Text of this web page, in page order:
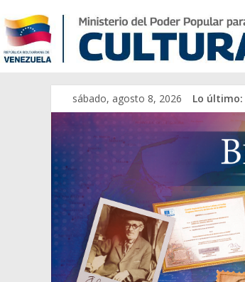
sábado, agosto 8, 2026 Lo último: